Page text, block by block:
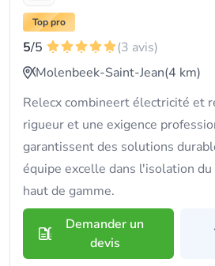
Top pro
5/5
(3 avis)
Molenbeek-Saint-Jean(4 km)
Relecx combineert électricité et
rigueur et une exigence
garantissent des solutions
équipe excelle dans l'isolation
haut de gamme.
Demander un
devis